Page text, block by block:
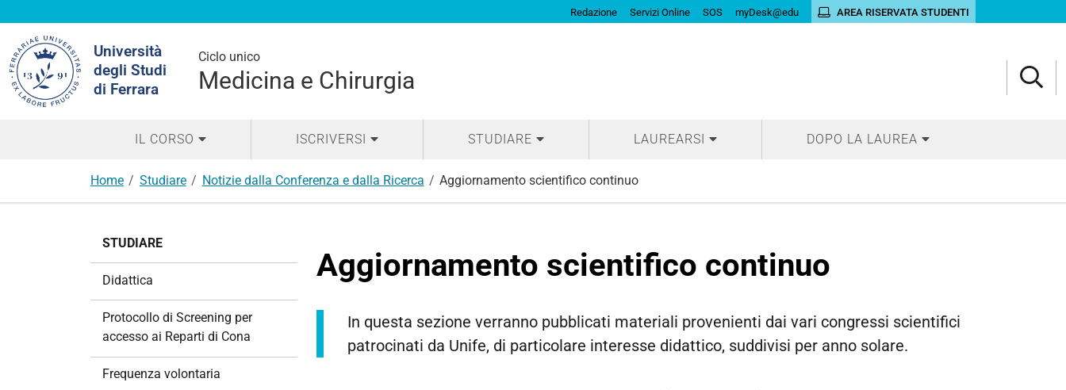
Redazione Servizi Online SOS myDesk@edu AREA RISERVATA STUDENTI
Università
degli Studi
di Ferrara
Ciclo unico
Medicina e Chirurgia
nel
sito
IL CORSO ISCRIVERSI STUDIARE LAUREARSI DOPO LA LAUREA
Home Studiare Notizie dalla Conferenza e dalla Ricerca Aggiornamento scientifico continuo
Aggiornamento scientifico continuo
In questa sezione verranno pubblicati materiali provenienti dai vari congressi scientifici
patrocinati da Unife, di particolare interesse didattico, suddivisi per anno solare.
STUDIARE
Didattica
Protocollo di Screening per
accesso ai Reparti di Cona
Frequenza volontaria